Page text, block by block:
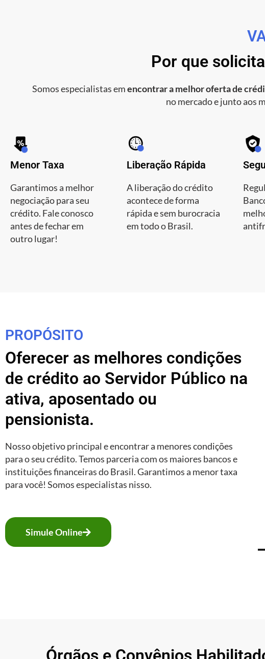
Por que
Somos especialistas emencontrar a melhor oferta de
no mercado e junto aos
Menor Taxa
Garantimos a melhor
negociação para seu
crédito. Fale conosco
antes de fechar em
outro lugar!
Liberação Rápida
A liberação do crédito
acontece de forma
rápida e sem burocracia
em todo o Brasil.
PROPÓSITO
Oferecer as melhores condições
de crédito ao Servidor Público na
ativa, aposentado ou
pensionista.
Nosso objetivo principal e encontrar a menores condições
para o seu crédito. Temos parceria com os maiores bancos e
instituições financeiras do Brasil. Garantimos a menor taxa
para você! Somos especialistas nisso.
Simule Online